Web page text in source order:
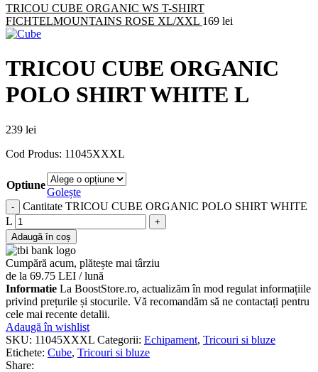
TRICOU CUBE ORGANIC WS T-SHIRT
FICHTELMOUNTAINS ROSE XL/XXL 169 lei
TRICOU CUBE ORGANIC
POLO SHIRT WHITE L
239 lei
Cod Produs: 11045XXXL
Optiune
Golește
Cantitate TRICOU CUBE ORGANIC POLO SHIRT WHITE
L
Adaugă în coș
Cumpără acum, plătește mai târziu
de la 69.75 LEI / lună
Informatie La BoostStore.ro, actualizăm în mod regulat informațiile
privind prețurile și stocurile. Vă recomandăm să ne contactați pentru
cele mai recente detalii.
Adaugă în wishlist
SKU: 11045XXXL Categorii: Echipament, Tricouri si bluze
Etichete: Cube, Tricouri si bluze
Share: